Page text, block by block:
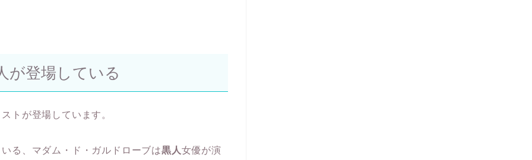
が登場している
トが登場しています。
る、マダム・ド・ガルドローブは黒人女優が演